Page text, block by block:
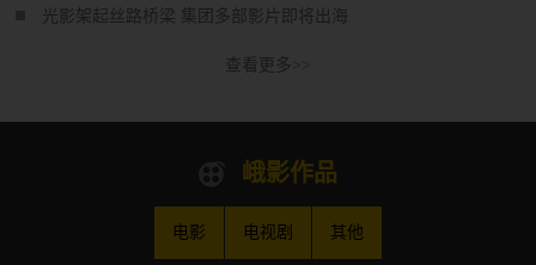
光影架起丝路桥梁 集团多部影片即将出海
查看更多>>
峨影作品
电影 电视剧 其他